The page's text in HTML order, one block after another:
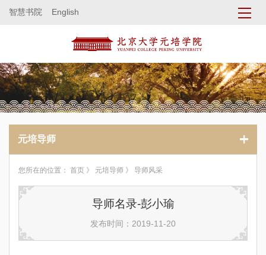
智慧书院 English
元培导师
您所在的位置： 首页 》 元培导师 》 导师风采
导师名录-彭小瑜
发布时间：2019-11-20